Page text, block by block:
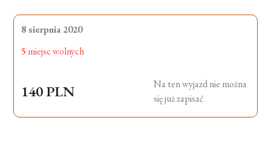
8 sierpnia 2020
5 miejsc wolnych
140 PLN
Na ten wyjazd nie można
się już zapisać